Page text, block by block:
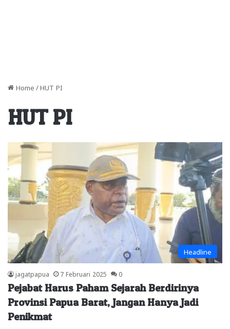
Home / HUT PI
HUT PI
Headline
jagatpapua 7 Februari 2025 0
Pejabat Harus Paham Sejarah Berdirinya
Provinsi Papua Barat, Jangan Hanya Jadi
Penikmat